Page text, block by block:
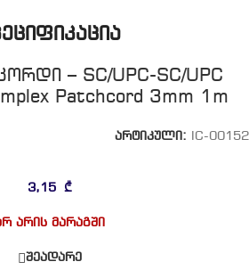
– SC/UPC-SC/UPC
Patchcord 3mm 1m
არტიკული:
IC-00152
3,15 ₾
არის მარაგში
შეადარე